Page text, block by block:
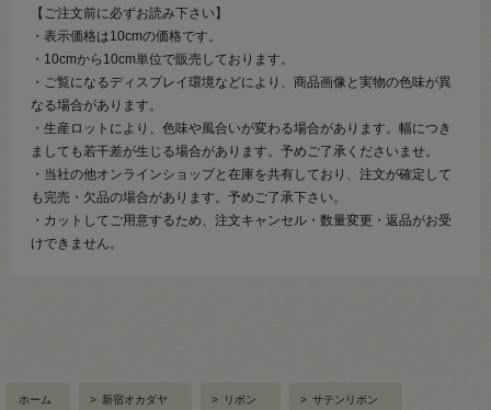
【ご注文前に必ずお読み下さい】
・表示価格は10cmの価格です。
・10cmから10cm単位で販売しております。
・ご覧になるディスプレイ環境などにより、商品画像と実物の色味が異
なる場合があります。
・生産ロットにより、色味や風合いが変わる場合があります。幅につき
ましても若干差が生じる場合があります。予めご了承くださいませ。
・当社の他オンラインショップと在庫を共有しており、注文が確定して
も完売・欠品の場合があります。予めご了承下さい。
・カットしてご用意するため、注文キャンセル・数量変更・返品がお受
けできません。
ホーム > 新宿オカダヤ > リボン > サテンリボン